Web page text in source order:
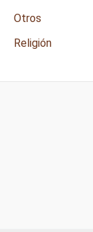
Otros
Religión